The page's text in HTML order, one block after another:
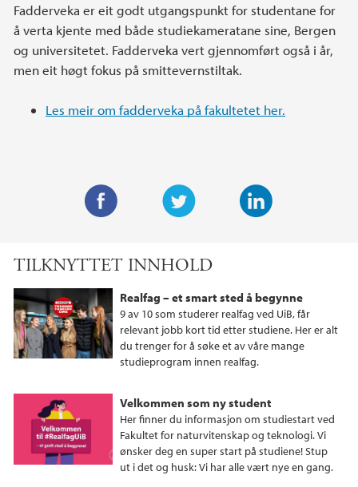
Fadderveka er eit godt utgangspunkt for studentane for
å verta kjente med både studiekameratane sine, Bergen
og universitetet. Fadderveka vert gjennomført også i år,
men eit høgt fokus på smittevernstiltak.
Les meir om fadderveka på fakultetet her.
i
t
e
r
e
d
I
n
e
b
o
o
TILKNYTTET INNHOLD
Realfag – et smart sted å begynne
9 av 10 som studerer realfag ved UiB, får
relevant jobb kort tid etter studiene. Her er alt
du trenger for å søke et av våre mange
studieprogram innen realfag.
Velkommen som ny student
Her finner du informasjon om studiestart ved
Fakultet for naturvitenskap og teknologi. Vi
ønsker deg en super start på studiene! Stup
ut i det og husk: Vi har alle vært nye en gang.